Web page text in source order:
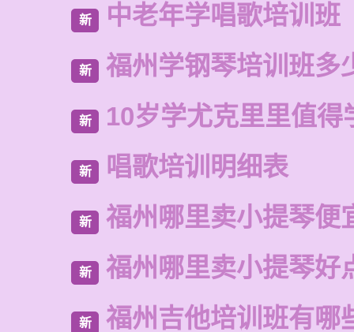
新 中老年学唱歌培训班
新 福州学钢琴培训班多
新 10岁学尤克里里值得
新 唱歌培训明细表
新 福州哪里卖小提琴便
新 福州哪里卖小提琴好
新 福州吉他培训班有哪